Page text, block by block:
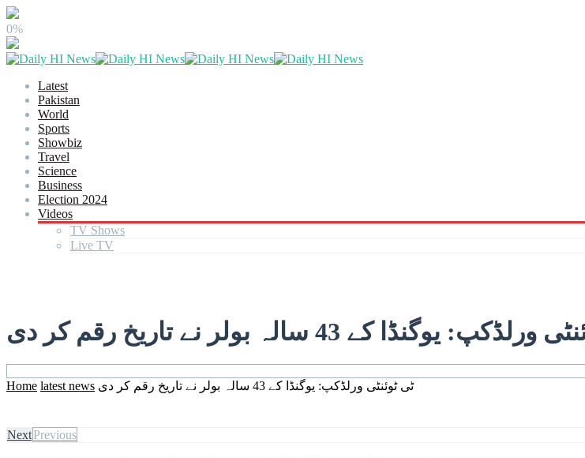
0%
Latest
Pakistan
World
Sports
Showbiz
Travel
Science
Business
Election 2024
Videos
TV Shows
Live TV
یوگنڈا کے 43 سالہ بولر نے تاریخ رقم کر دی
Home latest news ٹی ٹوئنٹی ورلڈکپ: یوگنڈا کے 43 سالہ بولر نے تاریخ رقم کر دی
NextPrevious